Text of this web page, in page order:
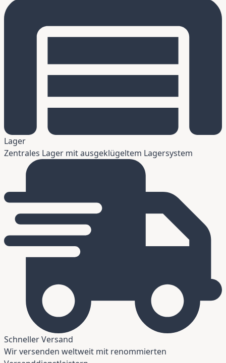
Lager
Zentrales Lager mit ausgeklügeltem Lagersystem
Schneller Versand
Wir versenden weltweit mit renommierten